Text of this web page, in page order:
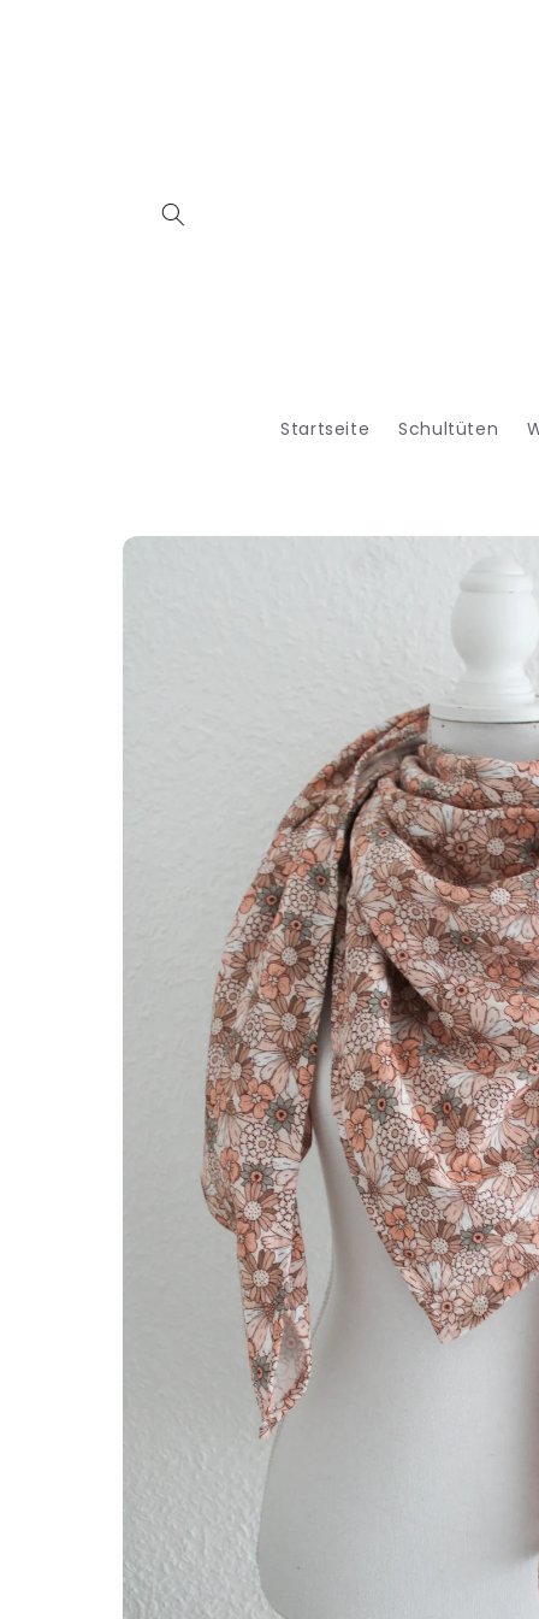
Startseite Schultüten
Zu